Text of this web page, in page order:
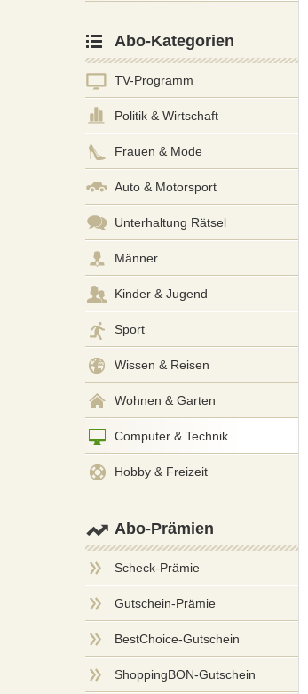
Abo-Kategorien
TV-Programm
Politik & Wirtschaft
Frauen & Mode
Auto & Motorsport
Unterhaltung Rätsel
Männer
Kinder & Jugend
Sport
Wissen & Reisen
Wohnen & Garten
Computer & Technik
Hobby & Freizeit
Abo-Prämien
Scheck-Prämie
Gutschein-Prämie
BestChoice-Gutschein
ShoppingBON-Gutschein